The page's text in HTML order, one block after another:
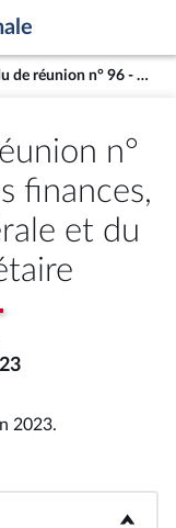
Compte rendu de réunion n° 96 - Commission des finances, de l'économie générale et du contrôle budgétaire
n°
finances,
et du
2023.
b>